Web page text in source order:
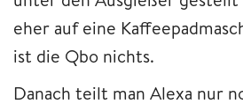
eher auf eine
ist die Qbo nichts.
Danach teilt man Alexa nur